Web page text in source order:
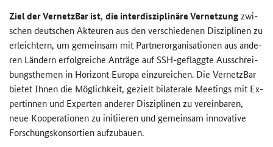
Ziel der Ver­netz­Bar ist, die in­ter­dis­zi­pli­nä­re Ver­net­zungzwi­
schen deut­schen Ak­teu­ren aus den ver­schie­de­nen Dis­zi­pli­nen zu
er­leich­tern, um ge­mein­sam mit Part­ner­or­ga­ni­sa­tio­nen aus an­de­
ren Län­dern er­folg­rei­che An­trä­ge auf SSH-geflaggte Aus­schrei­
bungs­the­men in Ho­ri­zont Eu­ro­pa ein­zu­rei­chen. Die Ver­netz­Bar
bie­tet Ihnen die Mög­lich­keit, ge­zielt bi­la­te­ra­le Mee­tings mit Ex­
per­tin­nen und Ex­per­ten an­de­rer Dis­zi­pli­nen zu ver­ein­ba­ren,
neue Ko­ope­ra­tio­nen zu in­iti­ie­ren und ge­mein­sam in­no­va­ti­ve
For­schungs­kon­sor­ti­en auf­zu­bau­en.